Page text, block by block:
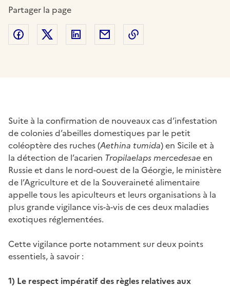
Partager la page
Partager sur Facebook
Partager sur Twitter
Partager sur LinkedIn
Partager par email
Suite à la confirmation de nouveaux cas d’infestation
de colonies d’abeilles domestiques par le petit
coléoptère des ruches (Aethina tumida) en Sicile et à
la détection de l’acarien Tropilaelaps mercedesaeen
Russie et dans le nord-ouest de la Géorgie, le ministère
de l’Agriculture et de la Souveraineté alimentaire
appelle tous les apiculteurs et leurs organisations à la
plus grande vigilance vis-à-vis de ces deux maladies
exotiques réglementées.
Cette vigilance porte notamment sur deux points
essentiels, à savoir :
1) Le respect impératif des règles relatives aux